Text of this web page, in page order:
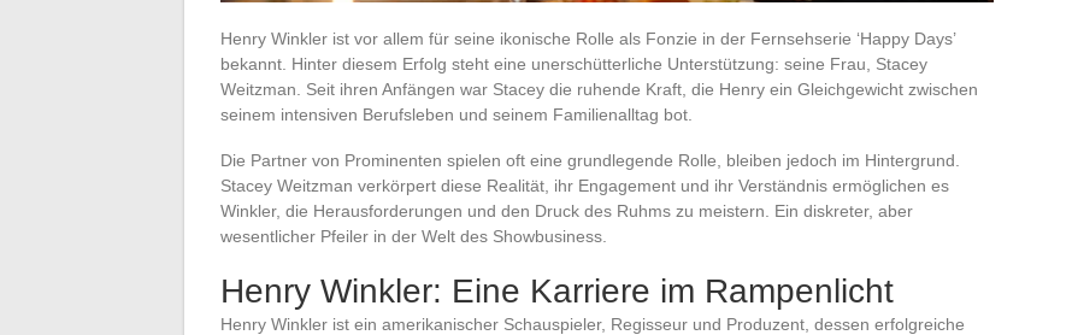
Henry Winkler ist vor allem für seine ikonische Rolle als Fonzie in der Fernsehserie ‘Happy Days’
bekannt. Hinter diesem Erfolg steht eine unerschütterliche Unterstützung: seine Frau, Stacey
Weitzman. Seit ihren Anfängen war Stacey die ruhende Kraft, die Henry ein Gleichgewicht zwischen
seinem intensiven Berufsleben und seinem Familienalltag bot.
Die Partner von Prominenten spielen oft eine grundlegende Rolle, bleiben jedoch im Hintergrund.
Stacey Weitzman verkörpert diese Realität, ihr Engagement und ihr Verständnis ermöglichen es
Winkler, die Herausforderungen und den Druck des Ruhms zu meistern. Ein diskreter, aber
wesentlicher Pfeiler in der Welt des Showbusiness.
Henry Winkler: Eine Karriere im Rampenlicht
Henry Winkler ist ein amerikanischer Schauspieler, Regisseur und Produzent, dessen erfolgreiche